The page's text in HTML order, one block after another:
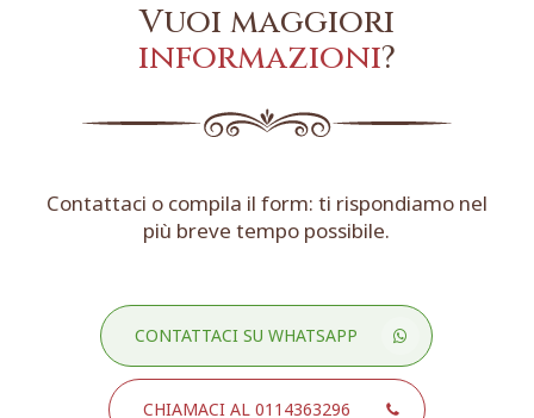
Vuoi maggiori
informazioni?
Contattaci o compila il form: ti rispondiamo nel
più breve tempo possibile.
CONTATTACI SU WHATSAPP
CHIAMACI AL 0114363296